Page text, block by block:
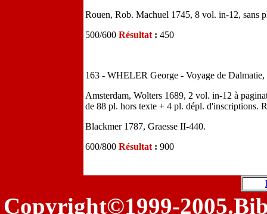
Rouen, Rob. Machuel 1745, 8 vol. in-12, sans
500/600 Résultat : 450
163 - WHELER George - Voyage de Dalmatie,
Amsterdam, Wolters 1689, 2 vol. in-12 à
de 88 pl. hors texte + 4 pl. dépl. d'inscriptions.
Blackmer 1787, Graesse II-440.
600/800 Résultat : 900
Copyright©1999-